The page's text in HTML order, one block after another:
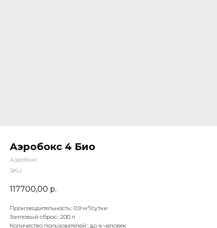
Аэробокс 4 Био
Аэробокс
SKU:
117700,00 р.
Производительность:: 0,9 м³/сутки
Залповый сброс:: 200 л
Количество пользователей:: до 4 человек